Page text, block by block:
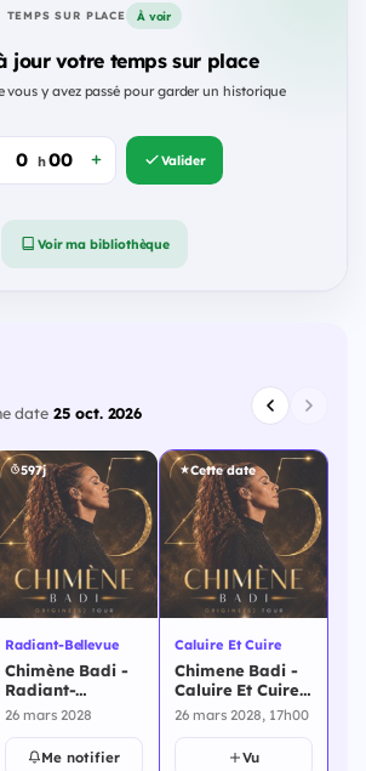
TEMPS SUR PLACE À voir
jour votre temps sur place
vous y avez passé pour garder un historique
h Valider
Voir ma bibliothèque
date25 oct. 2026
597j
Radiant-Bellevue
Chimène Badi -
Radiant-
Bellevue - 26
26 mars 2028
Me notifier
Cette date
Caluire Et Cuire
Chimene Badi -
Caluire Et Cuire -
26 mars 2028
26 mars 2028, 17h00
Vu